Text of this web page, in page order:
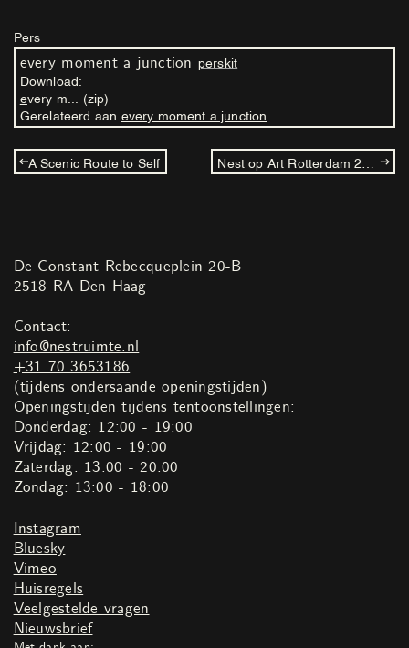
Pers
every moment a junction perskit
Download:
every m... (zip)
Gerelateerd aan every moment a junction
A Scenic Route to Self
De Constant Rebecqueplein 20-B
2518 RA Den Haag
Contact:
info@nestruimte.nl
+31 70 3653186
(tijdens ondersaande openingstijden)
Openingstijden tijdens tentoonstellingen:
Donderdag: 12:00 - 19:00
Vrijdag: 12:00 - 19:00
Zaterdag: 13:00 - 20:00
Zondag: 13:00 - 18:00
Instagram
Bluesky
Vimeo
Huisregels
Veelgestelde vragen
Nieuwsbrief